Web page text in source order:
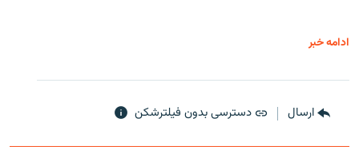
ادامه خبر
ارسال دسترسی بدون فیلترشکن